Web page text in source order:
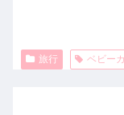
旅行 ベビー